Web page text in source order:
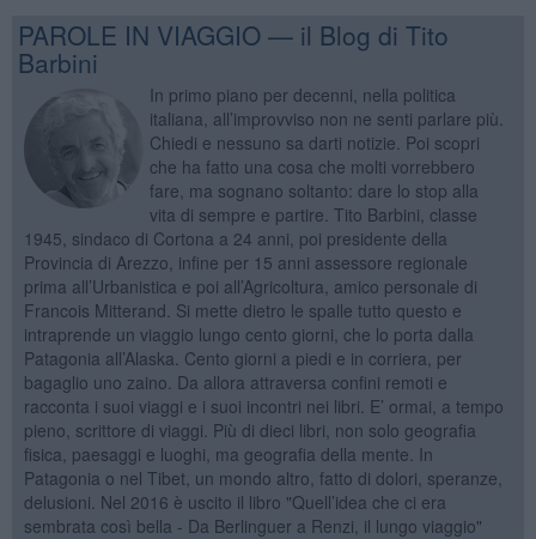
PAROLE IN VIAGGIO — il Blog di Tito
Barbini
In primo piano per decenni, nella politica
italiana, all’improvviso non ne senti parlare più.
Chiedi e nessuno sa darti notizie. Poi scopri
che ha fatto una cosa che molti vorrebbero
fare, ma sognano soltanto: dare lo stop alla
vita di sempre e partire. Tito Barbini, classe
1945, sindaco di Cortona a 24 anni, poi presidente della
Provincia di Arezzo, infine per 15 anni assessore regionale
prima all’Urbanistica e poi all’Agricoltura, amico personale di
Francois Mitterand. Si mette dietro le spalle tutto questo e
intraprende un viaggio lungo cento giorni, che lo porta dalla
Patagonia all’Alaska. Cento giorni a piedi e in corriera, per
bagaglio uno zaino. Da allora attraversa confini remoti e
racconta i suoi viaggi e i suoi incontri nei libri. E’ ormai, a tempo
pieno, scrittore di viaggi. Più di dieci libri, non solo geografia
fisica, paesaggi e luoghi, ma geografia della mente. In
Patagonia o nel Tibet, un mondo altro, fatto di dolori, speranze,
delusioni. Nel 2016 è uscito il libro "Quell’idea che ci era
sembrata così bella - Da Berlinguer a Renzi, il lungo viaggio"